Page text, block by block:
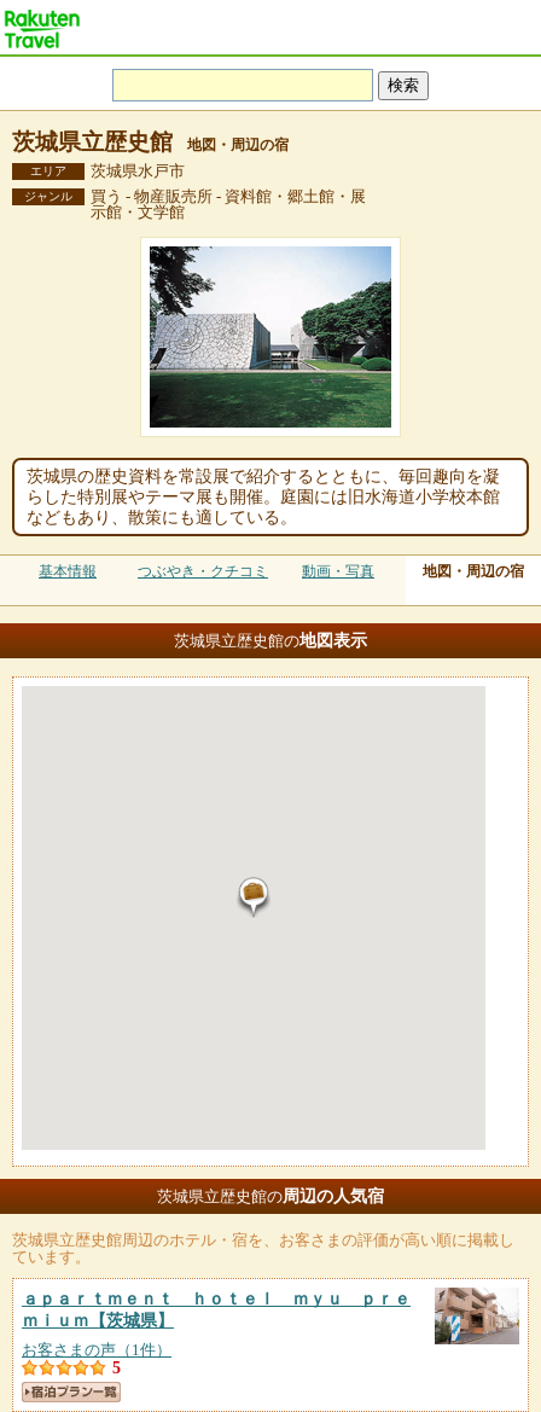
茨城県立歴史館 地図・周辺の宿
エリア 茨城県水戸市
ジャンル
買う - 物産販売所 - 資料館・郷土館・展
示館・文学館
茨城県の歴史資料を常設展で紹介するとともに、毎回趣向を凝
らした特別展やテーマ展も開催。庭園には旧水海道小学校本館
などもあり、散策にも適している。
基本情報 つぶやき・クチコミ 動画・写真 地図・周辺の宿
茨城県立歴史館の地図表示
茨城県立歴史館の周辺の人気宿
茨城県立歴史館周辺のホテル・宿を、お客さまの評価が高い順に掲載し
ています。
ａｐａｒｔｍｅｎｔ ｈｏｔｅｌ ｍｙｕ ｐｒｅ
ｍｉｕｍ 【茨城県】
お客さまの声（1件）
5